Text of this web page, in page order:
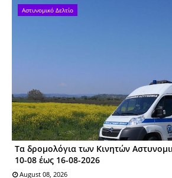
Αστυνομικό Δελτίο
Tα δρομολόγια των Κινητών
10-08 έως 16-08-2026
August 08, 2026